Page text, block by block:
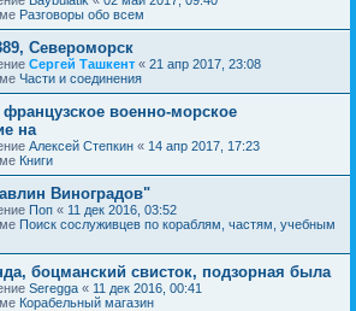
Разговоры обо всем
Североморск
Сергей Ташкент « 21 апр 2017, 23:08
Части и соединения
французское военно-морское
на
Алексей Степкин « 14 апр 2017, 17:23
Книги
Виноградов"
Поп « 11 дек 2016, 03:52
Поиск сослуживцев по кораблям, частям, учебным
боцманский свисток, подзорная была
Seregga « 11 дек 2016, 00:41
Корабельный магазин